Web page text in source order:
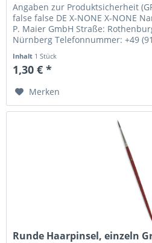
Angaben zur Produktsicherheit
false false DE X-NONE X-NONE
P. Maier GmbH Straße:
Nürnberg Telefonnummer: +49
Inhalt 1 Stück
1,30 € *
Merken
Runde Haarpinsel, einzeln